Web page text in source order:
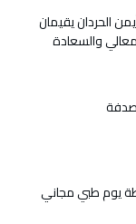
الحردان يقيمان
والسعادة
يوم طبي مجاني